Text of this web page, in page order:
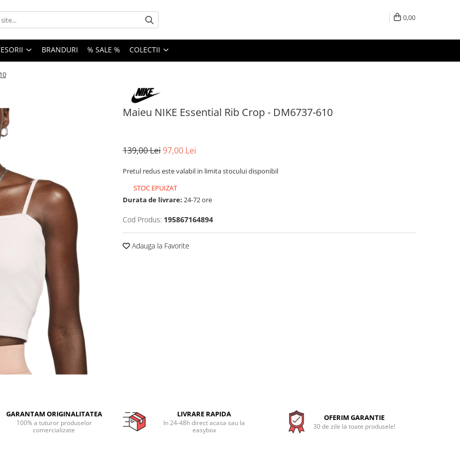
0,00
BRANDURI % SALE % COLECTII
Maieu NIKE Essential Rib Crop - DM6737-610
139,00 Lei97,00 Lei
Pretul redus este valabil in limita stocului disponibil
STOC EPUIZAT
Durata de livrare: 24-72 ore
Cod Produs: 195867164894
Adauga la Favorite
GARANTAM ORIGINALITATEA
100% a tuturor produselor
comercializate
LIVRARE RAPIDA
In 24-48h direct acasa sau la
easybox
OFERIM GARANTIE
30 de zile la toate produsele!